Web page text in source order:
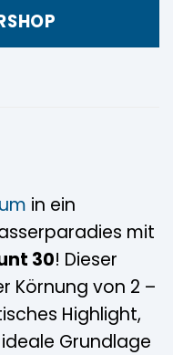
in ein
mit
30! Dieser
Körnung von 2 –
Highlight,
Grundlage